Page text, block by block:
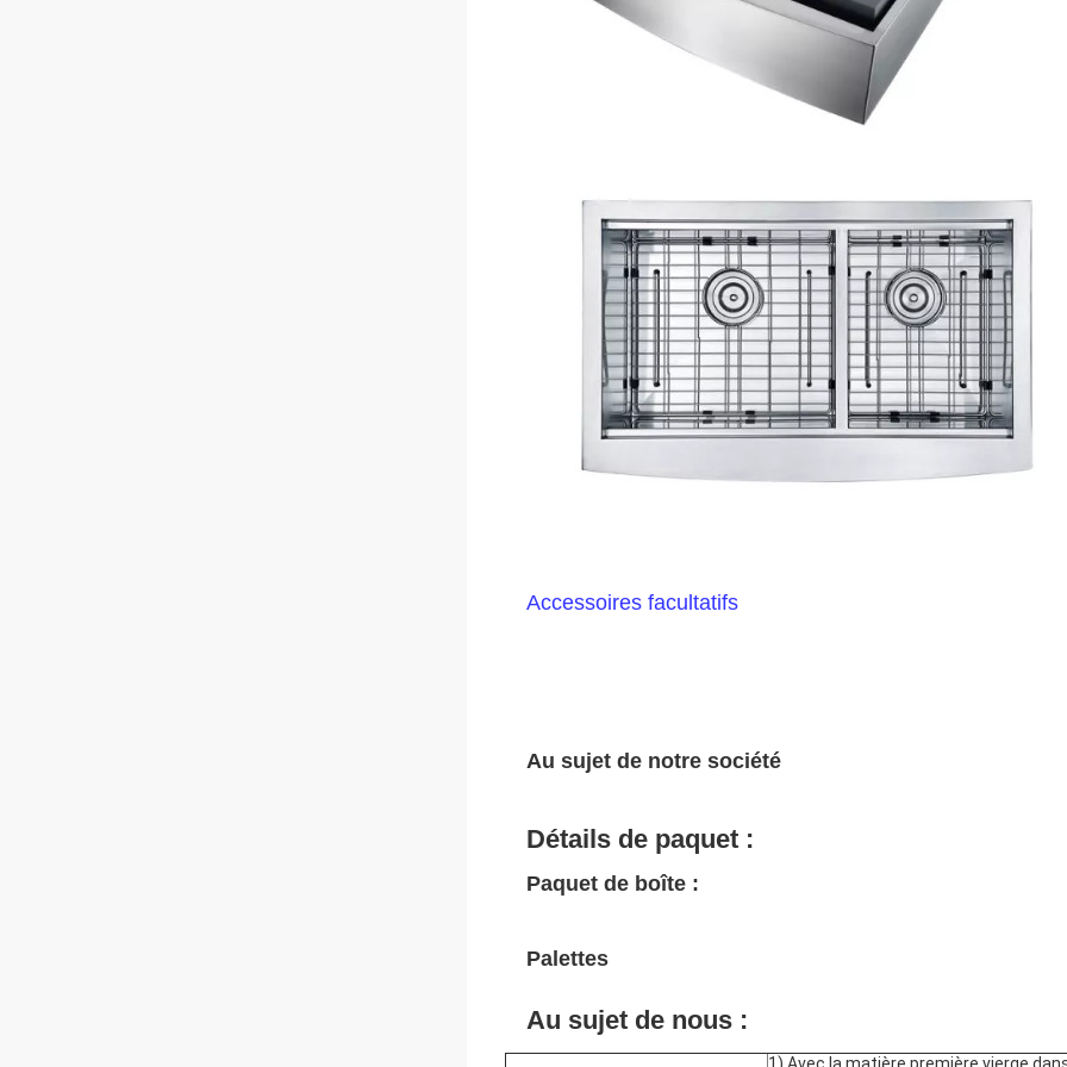
Accessoires facultatifs
Au sujet de notre société
Détails de paquet :
Paquet de boîte :
Palettes
Au sujet de nous :